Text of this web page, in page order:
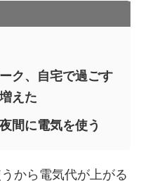
ク、自宅で過ごす
えた
間に電気を使う
から電気代が上がる